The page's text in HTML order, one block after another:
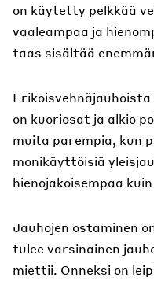
on käytetty pelkkää
vaaleampaa ja
taas sisältää
on kuoriosat ja alkio
muita parempia, kun
monikäyttöisiä
hienojakoisempaa
Jauhojen ostaminen
tulee varsinainen
miettii. Onneksi on